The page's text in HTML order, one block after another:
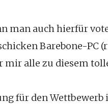
man auch hierfür
Barebone-
mir alle zu diesem
für den